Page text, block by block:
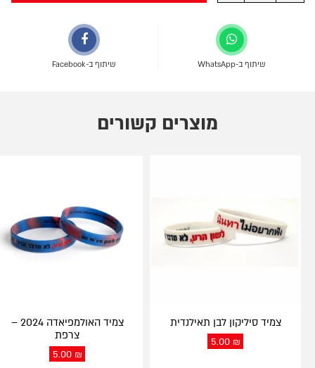
שיתוף ב-WhatsApp שיתוף ב-Facebook
מוצרים קשורים
צמיד סיליקון לבן תאילנדית
5.00 ₪
צמיד האולמפיאדה 2024 –
צרפת
5.00 ₪